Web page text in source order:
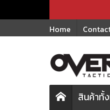
Home
สินค้าทั้